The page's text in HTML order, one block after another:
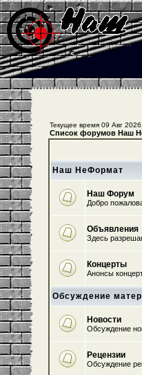
Текущее время 09 Авг
Список форумов Наш
Наш НеФормат
Наш Форум
Добро
Объявления
Здесь
Концерты
Анонсы
Обсуждение
Новости
Обсуждение
Рецензии
Обсуждение